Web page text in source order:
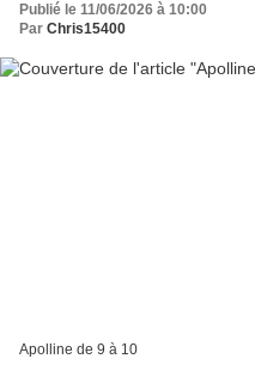
Publié le 11/06/2026 à 10:00
Par Chris15400
Apolline de 9 à 10